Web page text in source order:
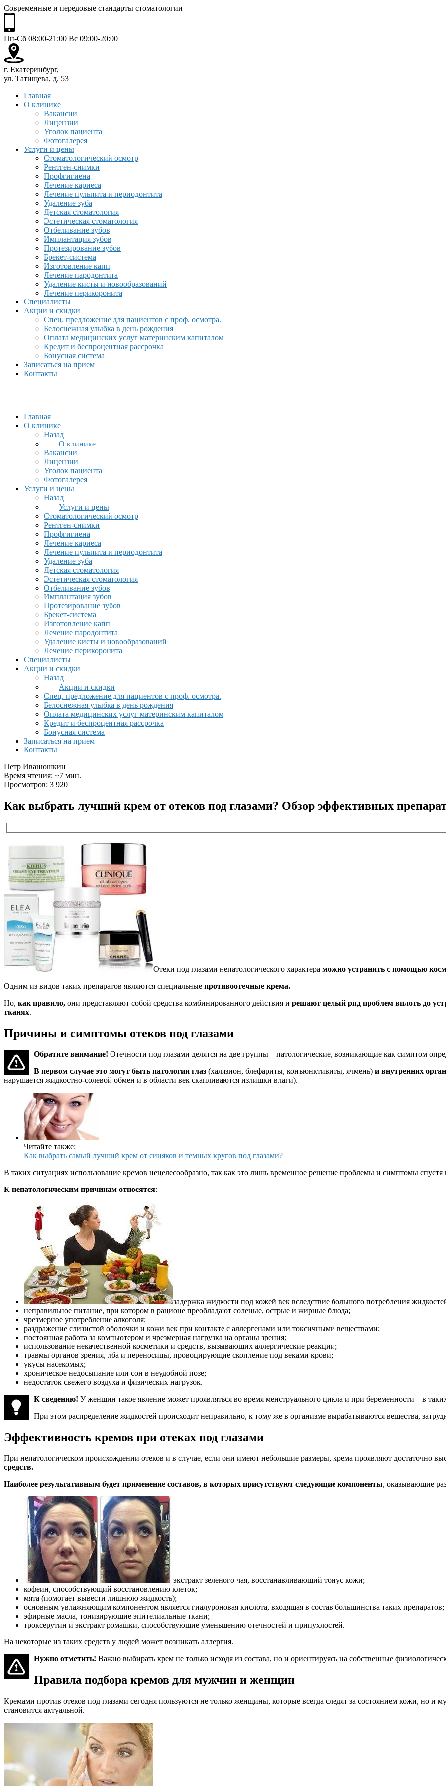
Современные и передовые стандарты стоматологии
Пн-Сб 08:00-21:00 Вс 09:00-20:00
г. Екатеринбург,
ул. Татищева, д. 53
Главная
О клинике
Вакансии
Лицензии
Уголок пациента
Фотогалерея
Услуги и цены
Стоматологический осмотр
Рентген-снимки
Профгигиена
Лечение кариеса
Лечение пульпита и периодонтита
Удаление зуба
Детская стоматология
Эстетическая стоматология
Отбеливание зубов
Имплантация зубов
Протезирование зубов
Брекет-система
Изготовление капп
Лечение пародонтита
Удаление кисты и новообразований
Лечение перикоронита
Специалисты
Акции и скидки
Спец. предложение для пациентов с проф. осмотра.
Белоснежная улыбка в день рождения
Оплата медицинских услуг материнским капиталом
Кредит и беспроцентная рассрочка
Бонусная система
Записаться на прием
Контакты
Главная
О клинике
Назад
О клинике
Вакансии
Лицензии
Уголок пациента
Фотогалерея
Услуги и цены
Назад
Услуги и цены
Стоматологический осмотр
Рентген-снимки
Профгигиена
Лечение кариеса
Лечение пульпита и периодонтита
Удаление зуба
Детская стоматология
Эстетическая стоматология
Отбеливание зубов
Имплантация зубов
Протезирование зубов
Брекет-система
Изготовление капп
Лечение пародонтита
Удаление кисты и новообразований
Лечение перикоронита
Специалисты
Акции и скидки
Назад
Акции и скидки
Спец. предложение для пациентов с проф. осмотра.
Белоснежная улыбка в день рождения
Оплата медицинских услуг материнским капиталом
Кредит и беспроцентная рассрочка
Бонусная система
Записаться на прием
Контакты
Петр Иванюшкин
Время чтения: ~7 мин.
Просмотров: 3 920
Как выбрать лучший крем от отеков под глазами? Обзор эффективных
Отеки под глазами непатологического характера можно устранить с помощью
Одним из видов таких препаратов являются специальные противоотечные крема.
Но, как правило, они представляют собой средства комбинированного действия и решают целый ряд проблем вплоть до
тканях.
Причины и симптомы отеков под глазами
Обратите внимание! Отечности под глазами делятся на две группы – патологические, возникающие как симптом
В первом случае это могут быть патологии глаз (халязион, блефариты, конъюнктивиты, ячмень) и внутренних
нарушается жидкостно-солевой обмен и в области век скапливаются излишки влаги).
Читайте также:
Как выбрать самый лучший крем от синяков и темных кругов под глазами?
В таких ситуациях использование кремов нецелесообразно, так как это лишь временное решение проблемы и симптомы спустя
К непатологическим причинам относятся:
задержка жидкости под кожей век вследствие большого потребления
неправильное питание, при котором в рационе преобладают соленые, острые и жирные блюда;
чрезмерное употребление алкоголя;
раздражение слизистой оболочки и кожи век при контакте с аллергенами или токсичными веществами;
постоянная работа за компьютером и чрезмерная нагрузка на органы зрения;
использование некачественной косметики и средств, вызывающих аллергические реакции;
травмы органов зрения, лба и переносицы, провоцирующие скопление под веками крови;
укусы насекомых;
хроническое недосыпание или сон в неудобной позе;
недостаток свежего воздуха и физических нагрузок.
К сведению! У женщин такое явление может проявляться во время менструального цикла и при беременности – в
При этом распределение жидкостей происходит неправильно, к тому же в организме вырабатываются вещества,
Эффективность кремов при отеках под глазами
При непатологическом происхождении отеков и в случае, если они имеют небольшие размеры, крема проявляют достаточно
средств.
Наиболее результативным будет применение составов, в которых присутствуют следующие компоненты, оказывающие
экстракт зеленого чая, восстанавливающий тонус кожи;
кофеин, способствующий восстановлению клеток;
мята (помогает вывести лишнюю жидкость);
основным увлажняющим компонентом является гиалуроновая кислота, входящая в состав большинства таких препаратов;
эфирные масла, тонизирующие эпителиальные ткани;
троксерутин и экстракт ромашки, способствующие уменьшению отечностей и припухлостей.
На некоторые из таких средств у людей может возникать аллергия.
Нужно отметить! Важно выбирать крем не только исходя из состава, но и ориентируясь на собственные
Правила подбора кремов для мужчин и женщин
Кремами против отеков под глазами сегодня пользуются не только женщины, которые всегда следят за состоянием кожи, но и
становится актуальной.